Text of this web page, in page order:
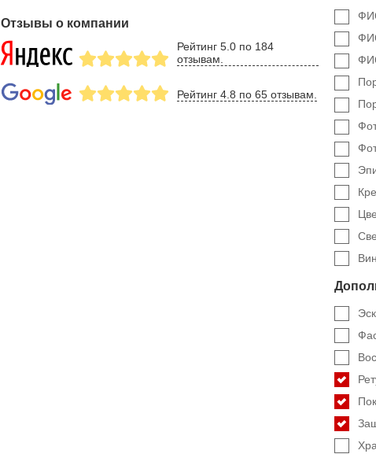
Отзывы о компании
Рейтинг 5.0 по 184
отзывам.
Рейтинг 4.8 по 65 отзывам.